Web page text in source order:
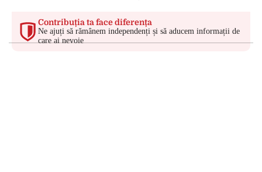
Contribuția ta face diferența
Ne ajuți să rămânem independenți și să aducem informații de
care ai nevoie